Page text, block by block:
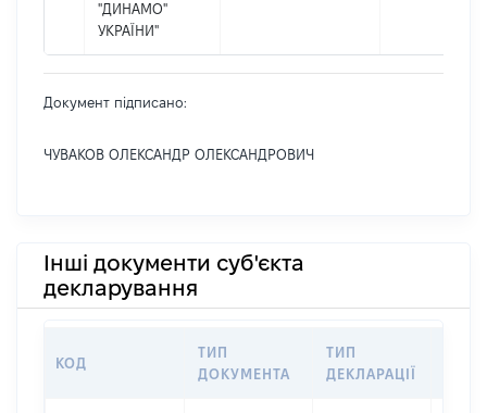
"ДИНАМО"
УКРАЇНИ"
Документ підписано:
ЧУВАКОВ ОЛЕКСАНДР ОЛЕКСАНДРОВИЧ
Інші документи суб'єкта
декларування
КОД
ТИП
ДОКУМЕНТА
ТИП
ДЕКЛАРАЦІЇ